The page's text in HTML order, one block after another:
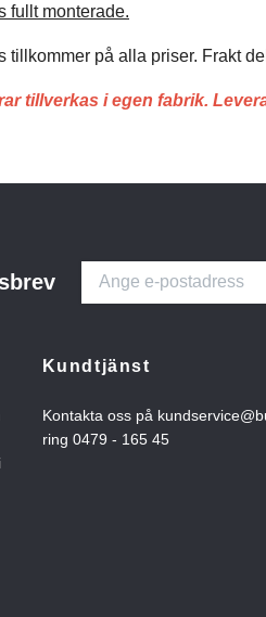
fullt monterade.
tillkommer på alla priser. Frakt
tillverkas i egen fabrik.
Kundtjänst
Kontakta oss på
ring 0479 - 165 45